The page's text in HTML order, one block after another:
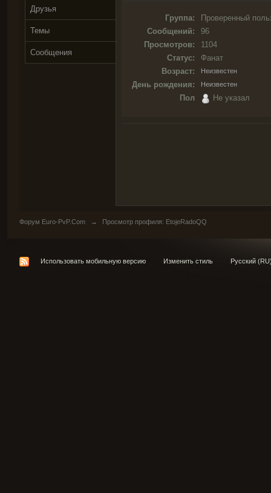
Друзья
Темы
Сообщения
Группа:
Проверенный
Сообщений:
96
Просмотров:
1104
Статус:
Фанат
Возраст:
Неизвестен
День рождения: Неизвестен
Пол Не указал
Форум Euro-PvP.Com → Просмотр профиля: EtojeRadoQQ
Использовать мобильную версию Изменить стиль Русский